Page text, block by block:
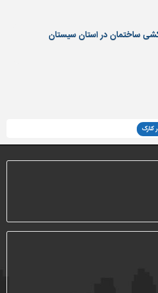
ساختمان در استان سیستان
کنارک